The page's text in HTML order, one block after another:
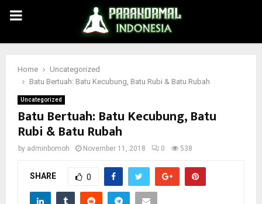
PRIMARY
MENU
Home
Uncategorized
Batu Bertuah: Batu Kecubung, Batu Rubi & Batu Rubah
Uncategorized
Batu Bertuah: Batu Kecubung, Batu
Rubi & Batu Rubah
by adminbomoh November 11, 2018 0 538
SHARE 0